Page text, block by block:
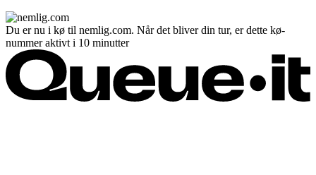
Du er nu i kø til nemlig.com. Når det bliver din tur, er dette kø-
nummer aktivt i 10 minutter